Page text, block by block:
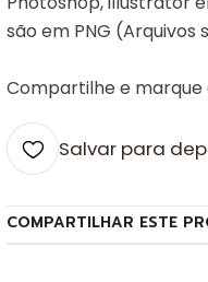
são em PNG (Arquivos
Compartilhe e marque
Salvar para
COMPARTILHAR ESTE